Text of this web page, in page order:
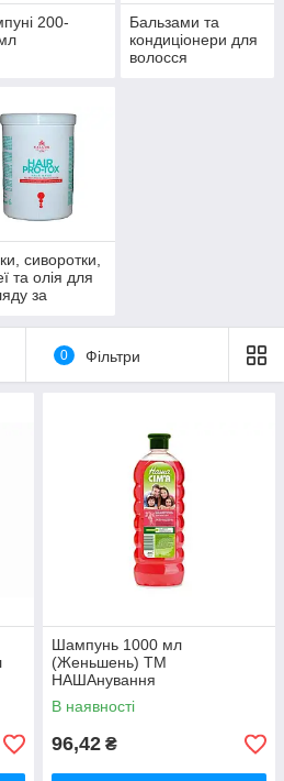
200-
Бальзами та
кондиціонери для
волосся
сиворотки,
та олія для
за
0 Фільтри
Шампунь 1000 мл
(Женьшень) ТМ
НАШАнування
В наявності
96,42 ₴